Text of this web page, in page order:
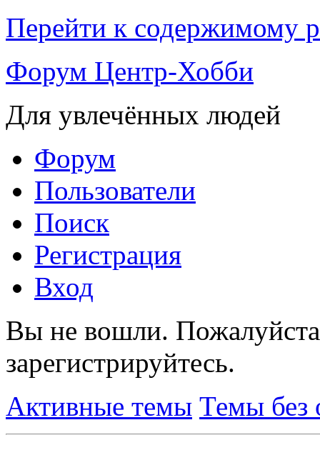
Перейти к содержимому
Форум Центр-Хобби
Для увлечённых людей
Форум
Пользователи
Поиск
Регистрация
Вход
Вы не вошли.
зарегистрируйтесь.
Активные темы Темы без